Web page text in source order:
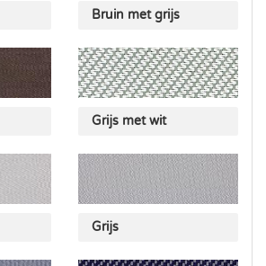
Bruin met grijs
Grijs met wit
Grijs